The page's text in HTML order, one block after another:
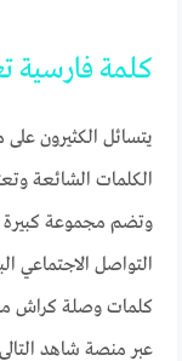
كلمة فارسية
يتسائل الكثيرون
الكلمات الشائعة
وتضم مجموعة كبيرة
التواصل الاجتماعي
كلمات وصلة كراش
عبر منصة شاهد التالي